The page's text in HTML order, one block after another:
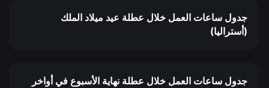
جدول ساعات العمل خلال عطلة عيد ميلاد الملك
(أستراليا)
جدول ساعات العمل خلال عطلة نهاية الأسبوع في أواخر